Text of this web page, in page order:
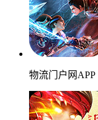
物流门户网APP